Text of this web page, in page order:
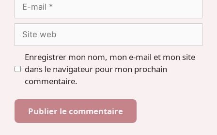
mail
Site
web
Enregistrer mon nom, mon e-mail et mon site
dans le navigateur pour mon prochain
commentaire.